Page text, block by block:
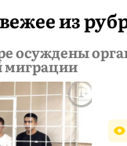
из
осуждены
миграции